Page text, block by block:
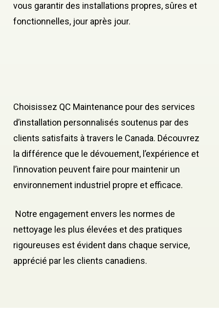
vous garantir des installations propres, sûres et
fonctionnelles, jour après jour.
Choisissez QC Maintenance pour des services
d’installation personnalisés soutenus par des
clients satisfaits à travers le Canada. Découvrez
la différence que le dévouement, l’expérience et
l’innovation peuvent faire pour maintenir un
environnement industriel propre et efficace.
Notre engagement envers les normes de
nettoyage les plus élevées et des pratiques
rigoureuses est évident dans chaque service,
apprécié par les clients canadiens.